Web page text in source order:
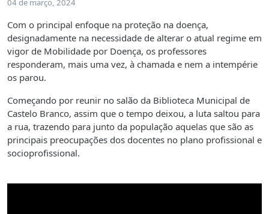
04 de março, 2024
Com o principal enfoque na proteção na doença,
designadamente na necessidade de alterar o atual regime em
vigor de Mobilidade por Doença, os professores
responderam, mais uma vez, à chamada e nem a intempérie
os parou.
Começando por reunir no salão da Biblioteca Municipal de
Castelo Branco, assim que o tempo deixou, a luta saltou para
a rua, trazendo para junto da população aquelas que são as
principais preocupações dos docentes no plano profissional e
socioprofissional.